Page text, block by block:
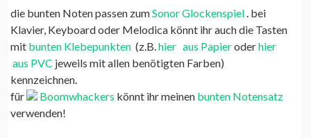
die bunten Noten passen zumSonor Glockenspiel. bei
Klavier, Keyboard oder Melodica könnt ihr auch die Tasten
mit bunten Klebepunkten (z.B.hier aus Papieroderhier
aus PVC jeweils mit allen benötigten Farben)
kennzeichnen.
für
Boomwhackers könnt ihr meinen bunten Notensatz
verwenden!